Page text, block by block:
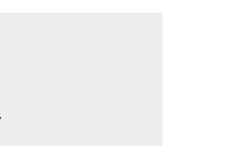
City-concept zich een